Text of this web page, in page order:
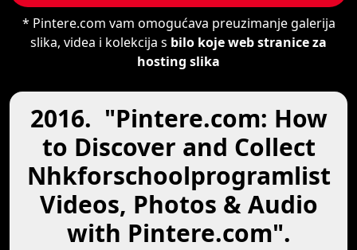
* Pintere.com vam omogućava preuzimanje galerija
slika, videa i kolekcija s bilo koje web stranice za
hosting slika
2016. "Pintere.com: How
to Discover and Collect
Nhkforschoolprogramlist
Videos, Photos & Audio
with Pintere.com".